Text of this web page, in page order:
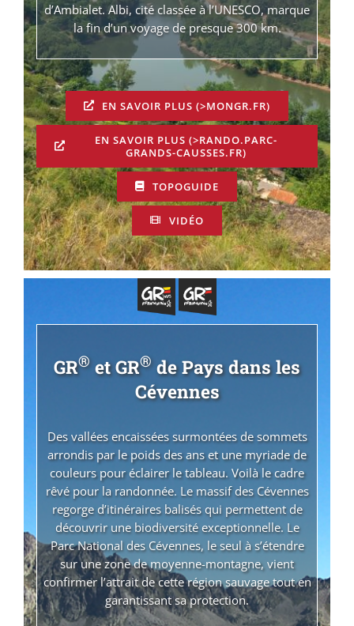
d’Ambialet. Albi, cité classée à l’UNESCO, marque
la fin d’un voyage de presque 300 km.
EN SAVOIR PLUS (>MONGR.FR)
EN SAVOIR PLUS (>RANDO.PARC-
GRANDS-CAUSSES.FR)
TOPOGUIDE
VIDÉO
GR®et GR®de Pays dans les
Cévennes
Des vallées encaissées surmontées de sommets
arrondis par le poids des ans et une myriade de
couleurs pour éclairer le tableau. Voilà le cadre
rêvé pour la randonnée. Le massif des Cévennes
regorge d’itinéraires balisés qui permettent de
découvrir une biodiversité exceptionnelle. Le
Parc National des Cévennes, le seul à s’étendre
sur une zone de moyenne-montagne, vient
confirmer l’attrait de cette région sauvage tout en
garantissant sa protection.